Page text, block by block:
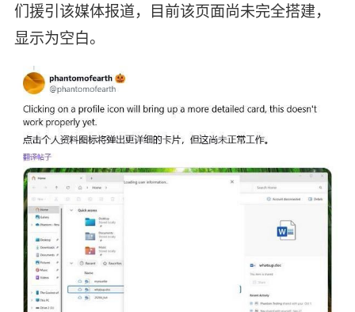
们援引该媒体报道，目前该页面尚未完全搭建，
显示为空白。